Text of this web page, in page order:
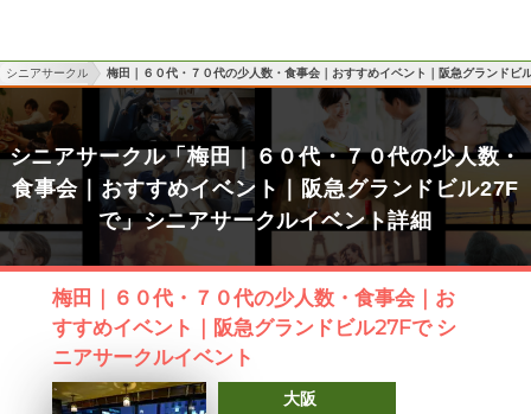
シニアサークル 梅田｜６０代・７０代の少人数・食事会｜おすすめイベント｜阪急グランドビ
シニアサークル「梅田｜６０代・７０代の少人数・
食事会｜おすすめイベント｜阪急グランドビル27F
で」シニアサークルイベント詳細
梅田｜６０代・７０代の少人数・食事会｜お
すすめイベント｜阪急グランドビル27Fで シ
ニアサークルイベント
大阪